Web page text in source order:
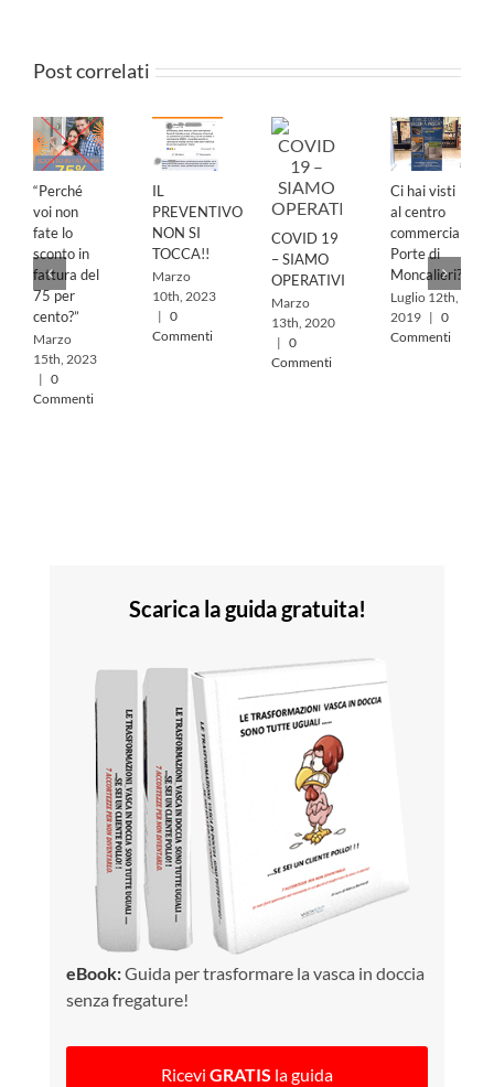
Post correlati
“Perché
voi non
fate lo
sconto in
fattura del
75 per
cento?”
Marzo
15th, 2023
| 0
Commenti
IL
PREVENTIVO
NON SI
TOCCA!!
Marzo
10th, 2023
| 0
Commenti
COVID 19
– SIAMO
OPERATIVI
Marzo
13th, 2020
| 0
Commenti
Ci hai visti
al centro
commerciale
Porte di
Moncalieri?
Luglio 12th,
2019 | 0
Commenti
Scarica la guida gratuita!
eBook:Guida per trasformare la vasca in doccia
senza fregature!
Ricevi GRATIS la guida